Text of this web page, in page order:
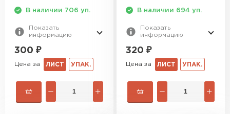
В наличии 706 уп.
Показать
информацию
300 ₽
Цена за ЛИСТ УПАК.
В наличии 694 уп.
Показать
информацию
320 ₽
Цена за ЛИСТ УПАК.
Рулонная кровля Брит
Утеплитель Knauf